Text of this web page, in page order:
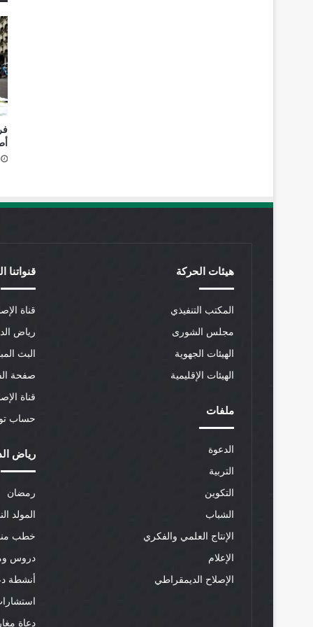
هيئات الحركة
المكتب التنفيذي
مجلس الشورى
الهيئات الجهوية
الهيئات الإقليمية
ملفات
الدعوة
التربية
التكوين
الشباب
الإنتاج العلمي والفكري
الإعلام
الإصلاح الديمقراطي
قنواتنا
قناة
رياض
البث
صفحة
قناة
حساب
رياض
رمضان
المولد
خطب
دروس
أنشطة
دعاة